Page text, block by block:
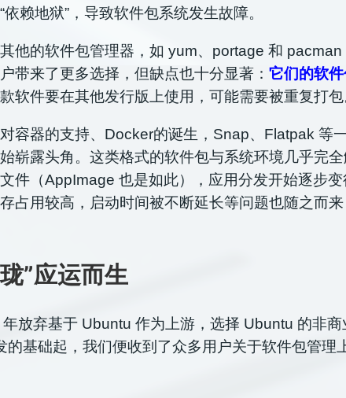
赖地狱”，导致软件包系统发生故障。
他的软件包管理器，如 yum、portage 和 pacman
带来了更多选择，但缺点也十分显著： 它们的软
软件要在其他发行版上使用，可能需要被重复打包
容器的支持、Docker的诞生，Snap、Flatpak 等
崭露头角。这类格式的软件包与系统环境几乎完
件（AppImage 也是如此），应用分发开始逐步变
占用较高，启动时间被不断延长等问题也随之而
”应运而生
放弃基于 Ubuntu 作为上游，选择 Ubuntu 的非商
的基础起，我们便收到了众多用户关于软件包管理